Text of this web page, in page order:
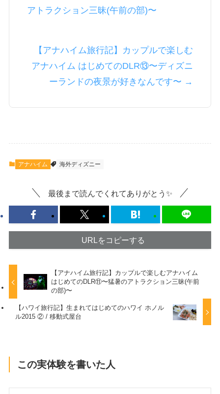
アトラクション三昧(午前の部)〜
【アナハイム旅行記】カップルで楽しむ
アナハイム はじめてのDLR⑬〜ディズニ
ーランドの夜景が好きなんです〜 →
アナハイム 海外ディズニー
最後まで読んでくれてありがとう✨
URLをコピーする
【アナハイム旅行記】カップルで楽しむアナハイム
はじめてのDLR⑪〜猛暑のアトラクション三昧(午前
の部)〜
【ハワイ旅行記】生まれてはじめてのハワイ ホノル
ル2015 ② / 移動式屋台
この実体験を書いた人